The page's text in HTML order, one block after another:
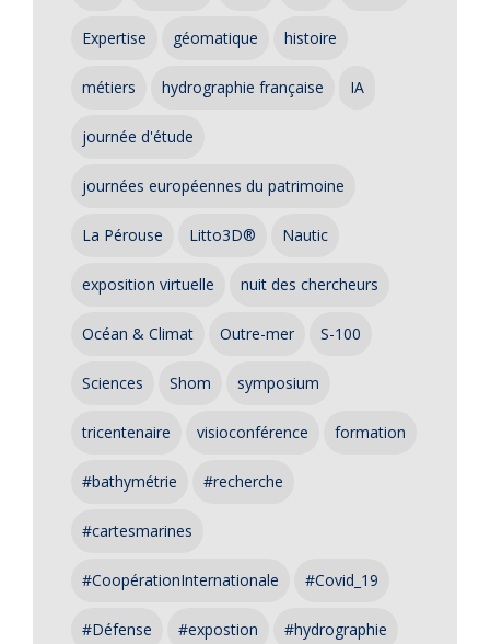
Expertise géomatique histoire
métiers hydrographie française IA
journée d'étude
journées européennes du patrimoine
La Pérouse Litto3D® Nautic
exposition virtuelle nuit des chercheurs
Océan & Climat Outre-mer S-100
Sciences Shom symposium
tricentenaire visioconférence formation
#bathymétrie #recherche
#cartesmarines
#CoopérationInternationale #Covid_19
#Défense #expostion #hydrographie